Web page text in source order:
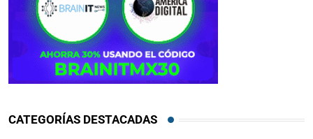
CATEGORÍAS DESTACADAS